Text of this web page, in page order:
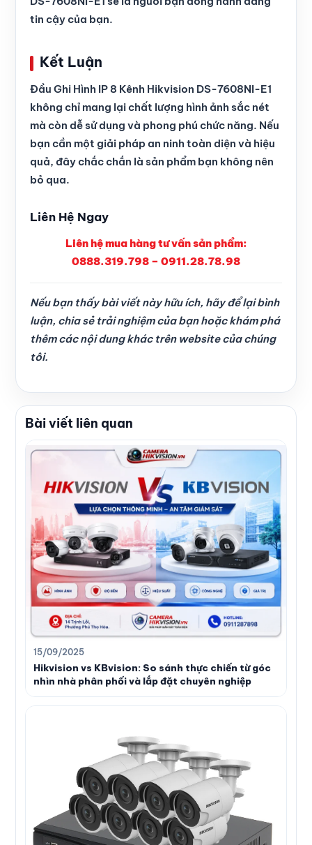
tin cậy của bạn.
Kết Luận
Đầu Ghi Hình IP 8 Kênh Hikvision DS-7608NI-E1
không chỉ mang lại chất lượng hình ảnh sắc nét
mà còn dễ sử dụng và phong phú chức năng. Nếu
bạn cần một giải pháp an ninh toàn diện và hiệu
quả, đây chắc chắn là sản phẩm bạn không nên
bỏ qua.
Liên Hệ Ngay
Liên hệ mua hàng tư vấn sản phẩm:
0888.319.798 – 0911.28.78.98
Nếu bạn thấy bài viết này hữu ích, hãy để lại bình
luận, chia sẻ trải nghiệm của bạn hoặc khám phá
thêm các nội dung khác trên website của chúng
tôi.
Bài viết liên quan
15/09/2025
Hikvision vs KBvision: So sánh thực chiến từ góc
nhìn nhà phân phối và lắp đặt chuyên nghiệp